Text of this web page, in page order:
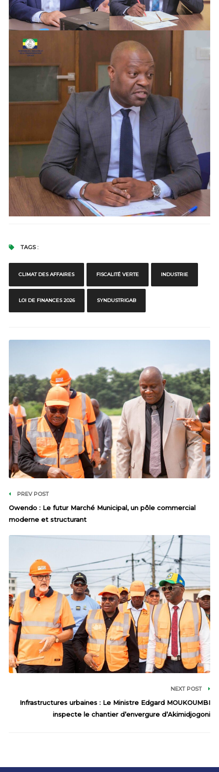
TAGS :
CLIMAT DES AFFAIRES FISCALITÉ VERTE INDUSTRIE
LOI DE FINANCES 2026 SYNDUSTRIGAB
PREV POST
Owendo : Le futur Marché Municipal, un pôle commercial
moderne et structurant
NEXT POST
Infrastructures urbaines : Le Ministre Edgard MOUKOUMBI
inspecte le chantier d’envergure d’Akimidjogoni